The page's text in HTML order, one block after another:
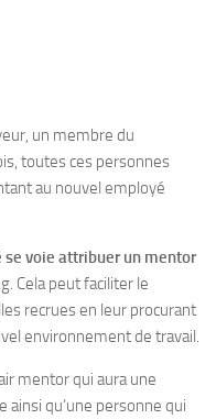
un membre du
toutes ces personnes
au nouvel employé
se voie attribuer un mentor
Cela peut faciliter le
recrues en leur procurant
environnement de travail.
mentor qui aura une
ainsi qu’une personne qui